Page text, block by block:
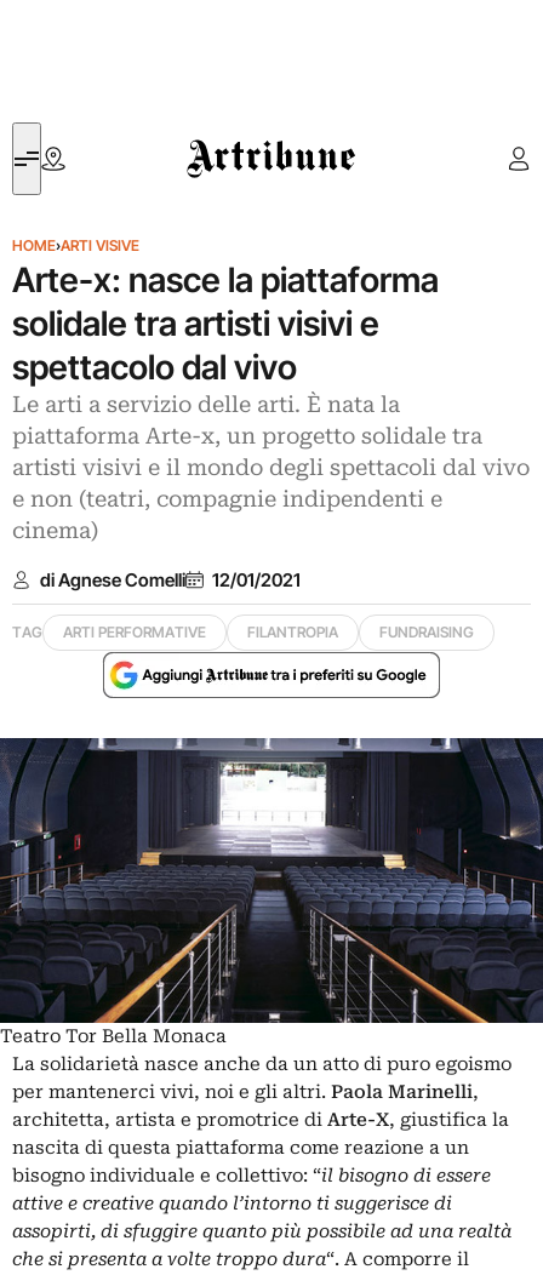
Artribune
HOME›ARTI VISIVE
Arte-x: nasce la piattaforma
solidale tra artisti visivi e
spettacolo dal vivo
Le arti a servizio delle arti. È nata la
piattaforma Arte-x, un progetto solidale tra
artisti visivi e il mondo degli spettacoli dal vivo
e non (teatri, compagnie indipendenti e
cinema)
di Agnese Comelli 12/01/2021
TAG ARTI PERFORMATIVE FILANTROPIA FUNDRAISING
Teatro Tor Bella Monaca
La solidarietà nasce anche da un atto di puro egoismo
per mantenerci vivi, noi e gli altri. Paola Marinelli,
architetta, artista e promotrice di Arte-X, giustifica la
nascita di questa piattaforma come reazione a un
bisogno individuale e collettivo: “il bisogno di essere
attive e creative quando l’intorno ti suggerisce di
assopirti, di sfuggire quanto più possibile ad una realtà
che si presenta a volte troppo dura“. A comporre il